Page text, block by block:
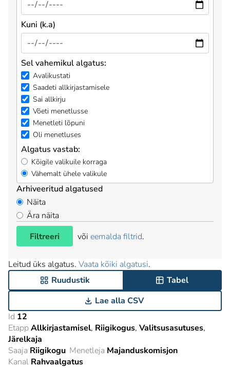
Kuni (k.a)
Sel vahemikul algatus:
Avalikustati
Saadeti allkirjastamisele
Sai allkirju
Võeti menetlusse
Menetleti lõpuni
Oli menetluses
Algatus vastab:
Kõigile valikuile korraga
Vähemalt ühele valikule
Arhiveeritud algatused
Näita
Ära näita
Filtreeri
või eemalda filtrid.
Leitud üks algatus. Vaata kõiki algatusi.
Ruudustik
Tabel
Lae alla CSV
Id 12
EtappAllkirjastamisel Riigikogus Valitsusasutuses
Järelkaja
Saaja Riigikogu Menetleja Majanduskomisjon
Kanal Rahvaalgatus